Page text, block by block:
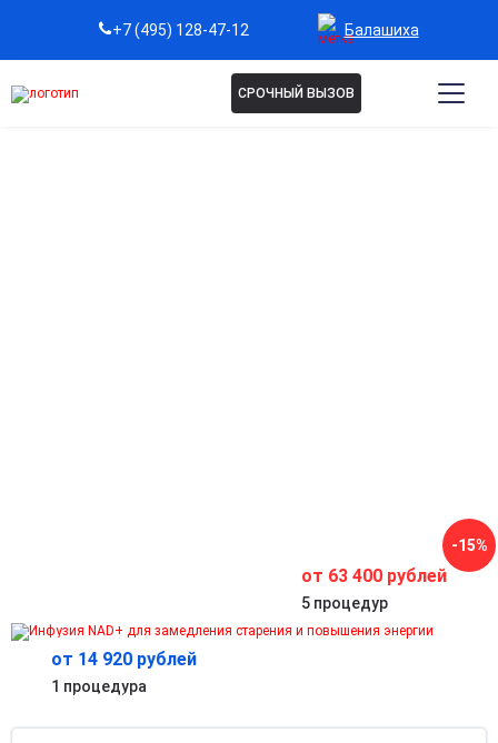
+7 (495) 128-47-12 Балашиха
СРОЧНЫЙ ВЫЗОВ
Улучшение концентрации, внимания, памяти и ясности
от 14 920 рублей
1 процедура
от 63 400 рублей
5 процедур
-15%
Бесплатная консультация для новых клиентов
при проведении процедуры